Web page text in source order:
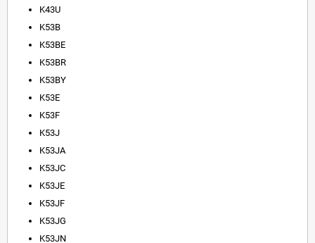
K43U
K53B
K53BE
K53BR
K53BY
K53E
K53F
K53J
K53JA
K53JC
K53JE
K53JF
K53JG
K53JN